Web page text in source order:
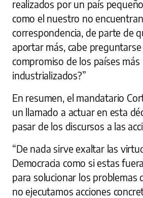
realizados por un país
como el nuestro no encuentran
correspondencia, de parte de
aportar más, cabe preguntarse
compromiso de los países más
industrializados?”
En resumen, el mandatario
un llamado a actuar en esta
pasar de los discursos a las
“De nada sirve exaltar las
Democracia como si estas
para solucionar los problemas
no ejecutamos acciones